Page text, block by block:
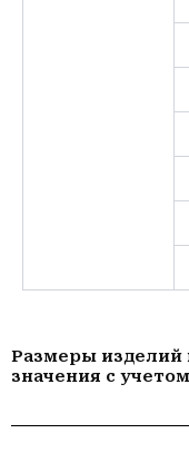
Размеры
значения с